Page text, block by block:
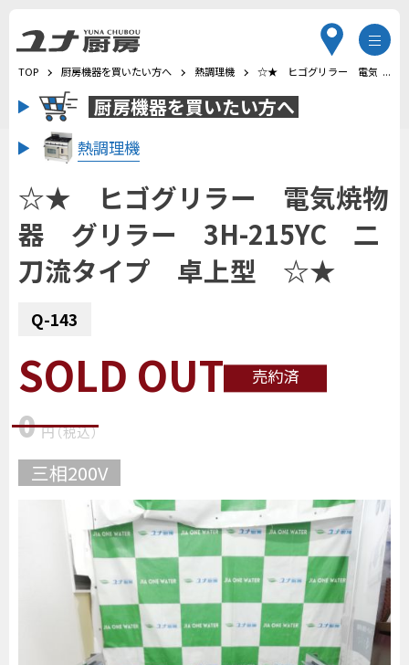
TOP 厨房機器を買いたい方へ 熱調理機 ☆★ ヒゴグリラー 電気焼
厨房機器を買いたい方へ
熱調理機
☆★ ヒゴグリラー 電気焼物
器 グリラー 3H-215YC 二
刀流タイプ 卓上型 ☆★
Q-143
SOLD OUT 売約済
0 円（税込）
三相200V